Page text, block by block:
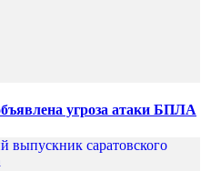
угроза атаки БПЛА